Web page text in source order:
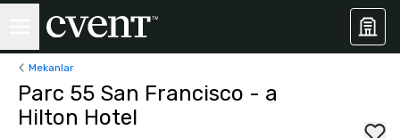
Mekanlar
Parc 55 San Francisco - a
Hilton Hotel